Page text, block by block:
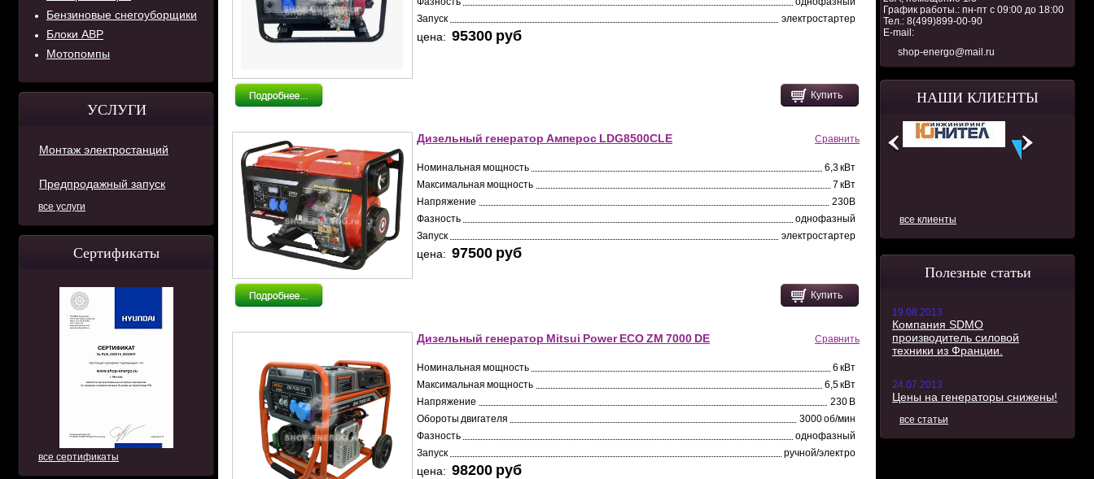
Бензиновые снегоуборщики
Блоки АВР
Мотопомпы
УСЛУГИ
Монтаж электростанций
Предпродажный запуск
все услуги
Сертификаты
все сертификаты
График работы.: пн-пт с 09:00 до 18:00
Тел.: 8(499)899-00-90
E-mail:
shop-energo@mail.ru
НАШИ КЛИЕНТЫ
все клиенты
Полезные статьи
19.08.2013
Компания SDMO
производитель силовой
техники из Франции.
24.07.2013
Цены на генераторы снижены!
все статьи
Запуск
электростартер
цена: 95300 pуб
Купить
Дизельный генератор Амперос LDG8500CLE Сравнить
Номинальная мощность
6,3 кВт
Максимальная мощность
7 кВт
Напряжение
230В
Фазность
однофазный
Запуск
электростартер
цена: 97500 pуб
Купить
Дизельный генератор Mitsui Power ECO ZM 7000 DE Сравнить
Номинальная мощность
6 кВт
Максимальная мощность
6,5 кВт
Напряжение
230 В
Обороты двигателя
3000 об/мин
Фазность
однофазный
Запуск
ручной/электро
цена: 98200 pуб